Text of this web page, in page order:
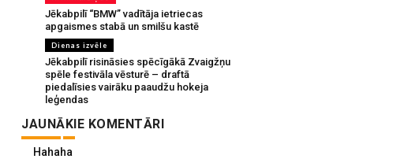
Jēkabpilī “BMW” vadītāja ietriecas
apgaismes stabā un smilšu kastē
Dienas izvēle
Jēkabpilī risināsies spēcīgākā Zvaigžņu
spēle festivāla vēsturē – draftā
piedalīsies vairāku paaudžu hokeja
leģendas
JAUNĀKIE KOMENTĀRI
Hahaha